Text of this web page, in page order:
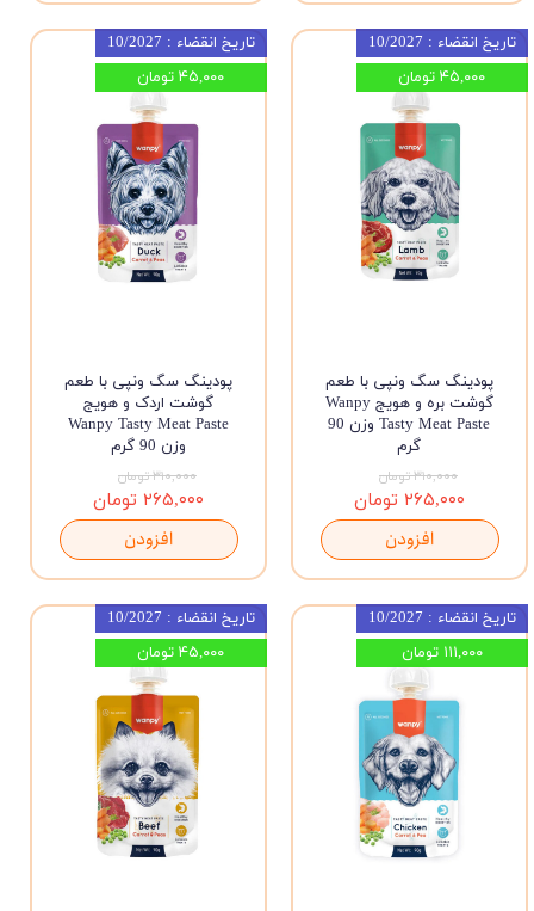
پودینگ سگ ونپی با طعم
گوشت بره و هویج Wanpy
Tasty Meat Paste وزن 90
گرم
۳۱۰,۰۰۰ تومان
۲۶۵,۰۰۰ تومان
افزودن
تاریخ انقضاء : 10/2027
۴۵,۰۰۰ تومان
پودینگ سگ ونپی با طعم
گوشت اردک و هویج
Wanpy Tasty Meat Paste
وزن 90 گرم
۳۱۰,۰۰۰ تومان
۲۶۵,۰۰۰ تومان
افزودن
تاریخ انقضاء : 10/2027
۴۵,۰۰۰ تومان
تاریخ انقضاء : 10/2027
۱۱۱,۰۰۰ تومان
تاریخ انقضاء : 10/2027
۴۵,۰۰۰ تومان